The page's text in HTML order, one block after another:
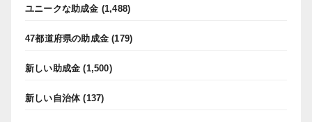
ユニークな助成金 (1,488)
47都道府県の助成金 (179)
新しい助成金 (1,500)
新しい自治体(137)